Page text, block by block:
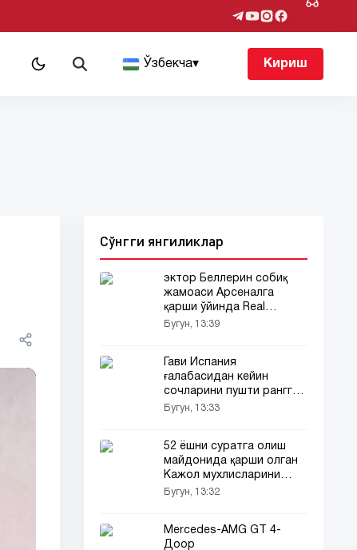
Ўзбекча▾ Кириш
Сўнгги янгиликлар
эктор Беллерин собиқ
жамоаси Арсеналга
қарши ўйинда Real
Betisни сардор
Бугун, 13:39
Гави Испания
ғалабасидан кейин
сочларини пушти рангга
бўяди
Бугун, 13:33
52 ёшни суратга олиш
майдонида қарши олган
Кажол мухлисларини
ҳайратда қолдирди
Бугун, 13:32
Mercedes-AMG GT 4-
Доор